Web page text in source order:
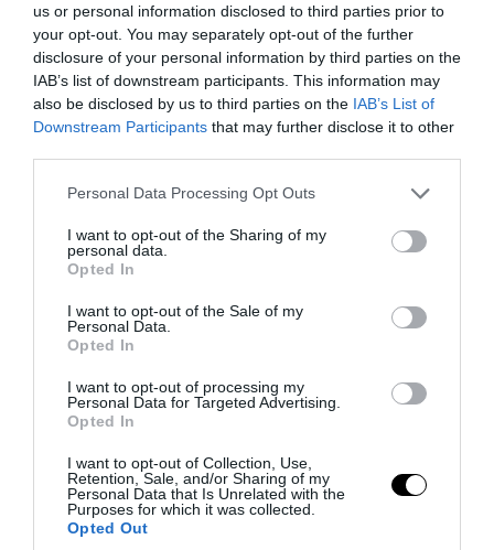
us or personal information disclosed to third parties prior to
your opt-out. You may separately opt-out of the further
disclosure of your personal information by third parties on the
IAB’s list of downstream participants. This information may
also be disclosed by us to third parties on the IAB’s List of
Downstream Participants that may further disclose it to other
Please note that this website/app uses one or more Google
not limited to your visit or usage behaviour. You may click to
grant or deny consent to Google and its third-party tags to
use your data for below specified purposes in below Google
consent section.
Personal Data Processing Opt Outs
I want to opt-out of the Sharing of my
personal data.
Opted In
I want to opt-out of the Sale of my
Personal Data.
Opted In
I want to opt-out of processing my
Personal Data for Targeted Advertising.
Opted In
I want to opt-out of Collection, Use,
Retention, Sale, and/or Sharing of my
Personal Data that Is Unrelated with the
Purposes for which it was collected.
Opted Out
PRONEWS.GR /PROVOCATEUR
«Όταν δόθηκε εντολή εκκένωσης για το
Πόρτο Γερμενό οι πυροσβέστες έφυγαν
πρώτοι»!
06.08.2026 | 09:14
PRONEWS.GR /PROVOCATEUR
Σ.Ξαρχάκος σε Κ.Μητσοτάκη: